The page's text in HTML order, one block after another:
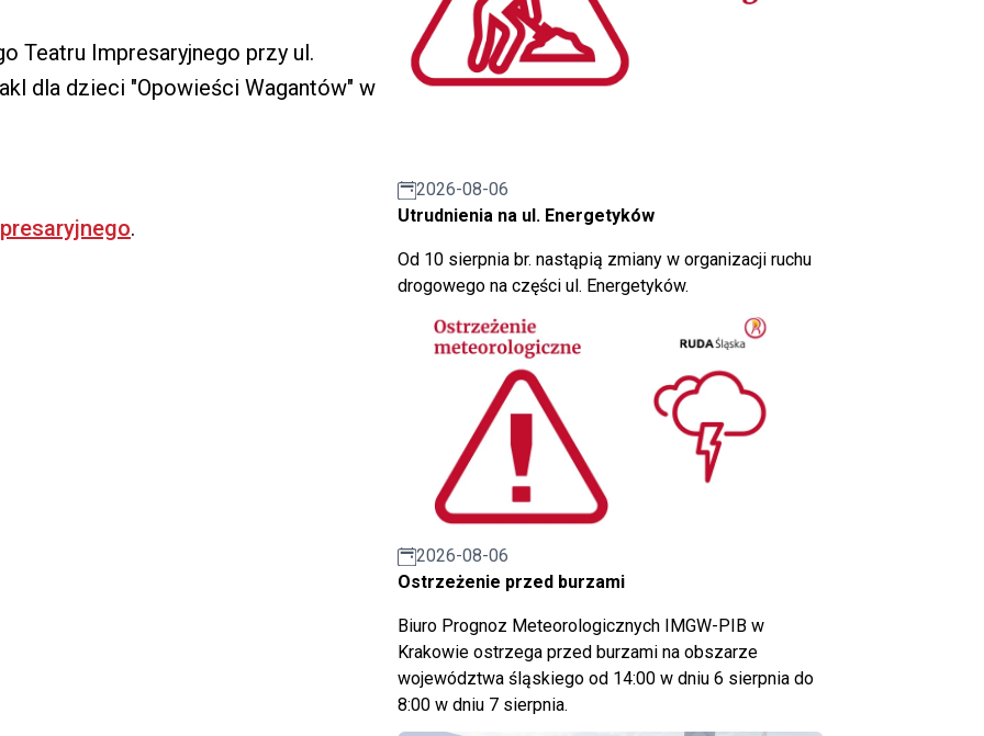
Teatru Impresaryjnego przy ul.
dla dzieci "Opowieści Wagantów" w
.
2026-08-06
Utrudnienia na ul. Energetyków
Od 10 sierpnia br. nastąpią zmiany w organizacji ruchu
drogowego na części ul. Energetyków.
2026-08-06
Ostrzeżenie przed burzami
Biuro Prognoz Meteorologicznych IMGW-PIB w
Krakowie ostrzega przed burzami na obszarze
województwa śląskiego od 14:00 w dniu 6 sierpnia do
8:00 w dniu 7 sierpnia.